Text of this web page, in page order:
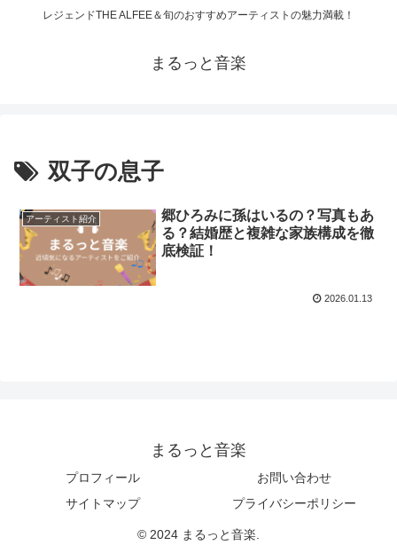
レジェンドTHE ALFEE＆旬のおすすめアーティストの魅力満載！
まるっと音楽
双子の息子
アーティスト紹介
郷ひろみに孫はいるの？写真もあ
る？結婚歴と複雑な家族構成を徹
底検証！
2026.01.13
まるっと音楽
プロフィール
お問い合わせ
サイトマップ
プライバシーポリシー
© 2024 まるっと音楽.